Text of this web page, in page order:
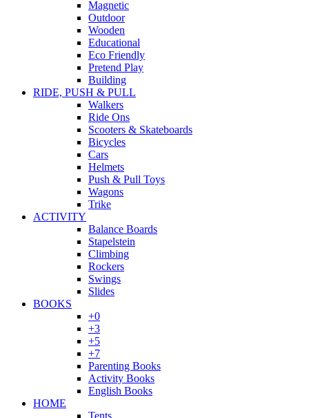
Magnetic
Outdoor
Wooden
Educational
Eco Friendly
Pretend Play
Building
RIDE, PUSH & PULL
Walkers
Ride Ons
Scooters & Skateboards
Bicycles
Cars
Helmets
Push & Pull Toys
Wagons
Trike
ACTIVITY
Balance Boards
Stapelstein
Climbing
Rockers
Swings
Slides
BOOKS
+0
+3
+5
+7
Parenting Books
Activity Books
English Books
HOME
Tents